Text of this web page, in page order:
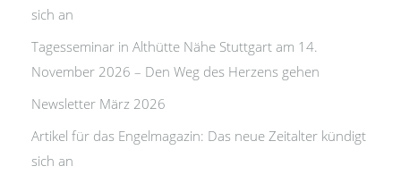
sich an
Tagesseminar in Althütte Nähe Stuttgart am 14.
November 2026 – Den Weg des Herzens gehen
Newsletter März 2026
Artikel für das Engelmagazin: Das neue Zeitalter kündigt
sich an